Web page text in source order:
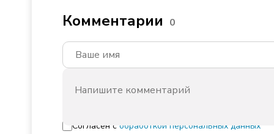
Комментарии 0
Согласен с обработкой персональных данных